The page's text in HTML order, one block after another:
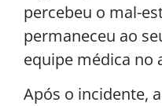
percebeu o mal-
permaneceu ao
equipe médica no
Após o incidente,